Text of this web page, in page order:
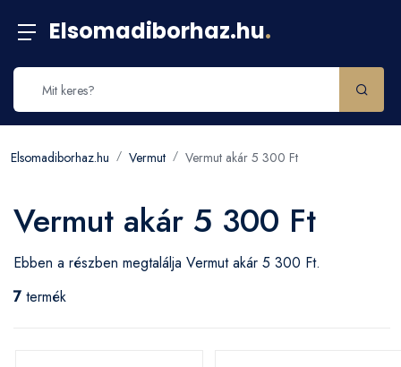
Elsomadiborhaz.hu.
Elsomadiborhaz.hu Vermut Vermut akár 5 300 Ft
Vermut akár 5 300 Ft
Ebben a részben megtalálja Vermut akár 5 300 Ft.
7 termék